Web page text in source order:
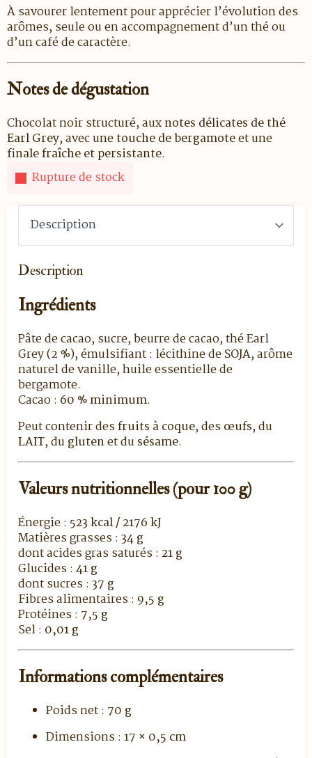
À savourer lentement pour apprécier l’évolution des
arômes, seule ou en accompagnement d’un thé ou
d’un café de caractère.
Notes de dégustation
Chocolat noir structuré, auxnotes délicates de thé
Earl Grey, avec unetouche de bergamoteet une
finale fraîche et persistante.
Rupture de stock
Description
Ingrédients
Pâte de cacao, sucre, beurre de cacao, thé Earl
Grey (2 %), émulsifiant : lécithine deSOJA, arôme
naturel de vanille, huile essentielle de
bergamote.
Cacao : 60 % minimum.
Peut contenir desfruits à coque, desœufs, du
LAIT, du glutenet du sésame.
Valeurs nutritionnelles (pour 100 g)
Énergie : 523 kcal / 2176 kJ
Matières grasses : 34 g
dont acides gras saturés : 21 g
Glucides : 41 g
dont sucres : 37 g
Fibres alimentaires : 9,5 g
Protéines : 7,5 g
Sel : 0,01 g
Informations complémentaires
Poids net : 70 g
Dimensions : 17 × 0,5 cm